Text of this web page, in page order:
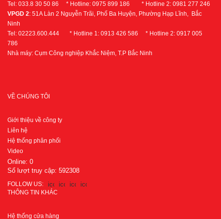
Tel: 033.8 30 50 86 * Hotline: 0975 899 186 * Hotline 2: 0981 277 246
VPGD 2: 51A Làn 2 Nguyễn Trãi, Phố Ba Huyện, Phường Hạp Lĩnh, Bắc
Ninh
Tel: 02223.600.444 * Hotline 1: 0913 426 586 * Hotline 2: 0917 005
786
Nhà máy: Cụm Công nghiệp Khắc Niệm, T.P Bắc Ninh
VỀ CHÚNG TÔI
Giới thiệu về công ty
Liên hệ
Hệ thống phân phối
Video
Online: 0
Số lượt truy cập: 592308
FOLLOW US:
THÔNG TIN KHÁC
Hệ thống cửa hàng